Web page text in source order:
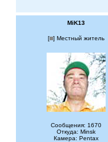
MiK13
[ ] Местный житель
Сообщения: 1670
Откуда: Minsk
Камера: Pentax